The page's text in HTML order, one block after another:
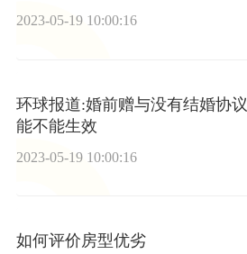
2023-05-19 10:00:16
环球报道:婚前赠与没有结婚协议
能不能生效
2023-05-19 10:00:16
如何评价房型优劣